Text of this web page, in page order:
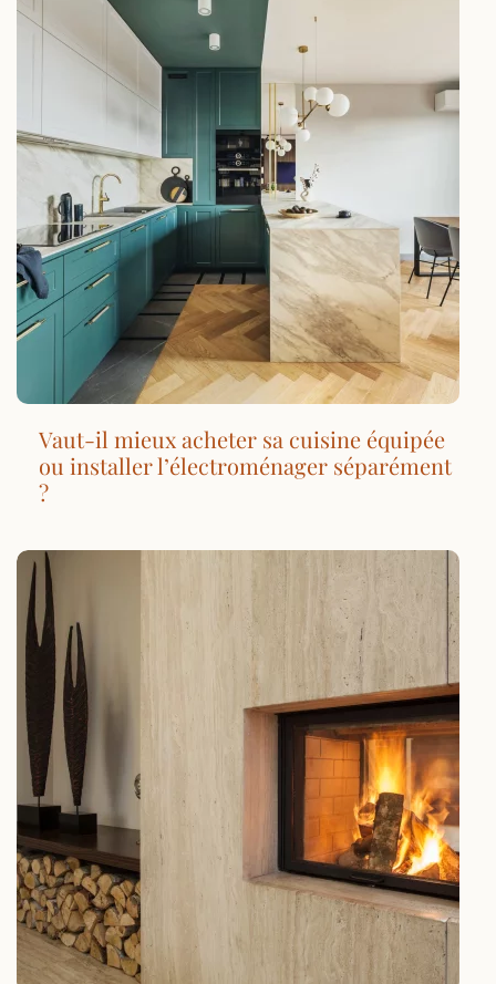
Vaut-il mieux acheter sa cuisine équipée
ou installer l’électroménager séparément
?